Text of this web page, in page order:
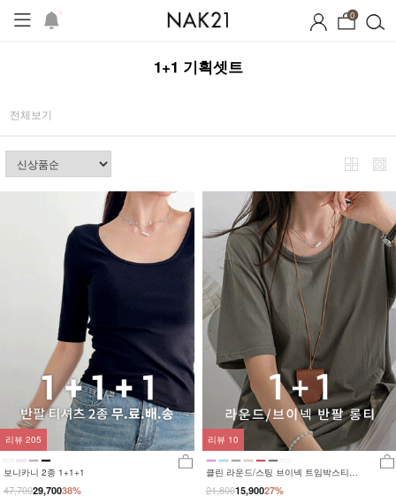
0
시즌오프 1+1 기획세트 자체제작 여름 잠옷
1+1 기획셋트
전체보기
보니카니 2종 1+1+1
38%
47,70029,700
리뷰 205
클린 라운드/스팅 브이넥 트임박스티
1+1
27%
21,80015,900
리뷰 10